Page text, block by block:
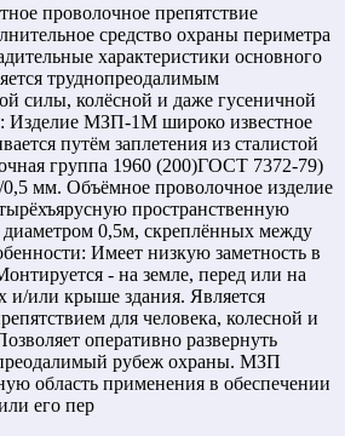
проволочное препятствие
средство охраны периметра
характеристики основного
труднопреодалимым
силы, колёсной и даже гусеничной
Изделие МЗП-1М широко известное
путём заплетения из сталистой
группа 1960 (200)ГОСТ 7372-79)
мм. Объёмное проволочное изделие
пространственную
0,5м, скреплённых между
Имеет низкую заметность в
- на земле, перед или на
и/или крыше здания. Является
для человека, колесной и
оперативно развернуть
рубеж охраны. МЗП
область применения в обеспечении
его пер